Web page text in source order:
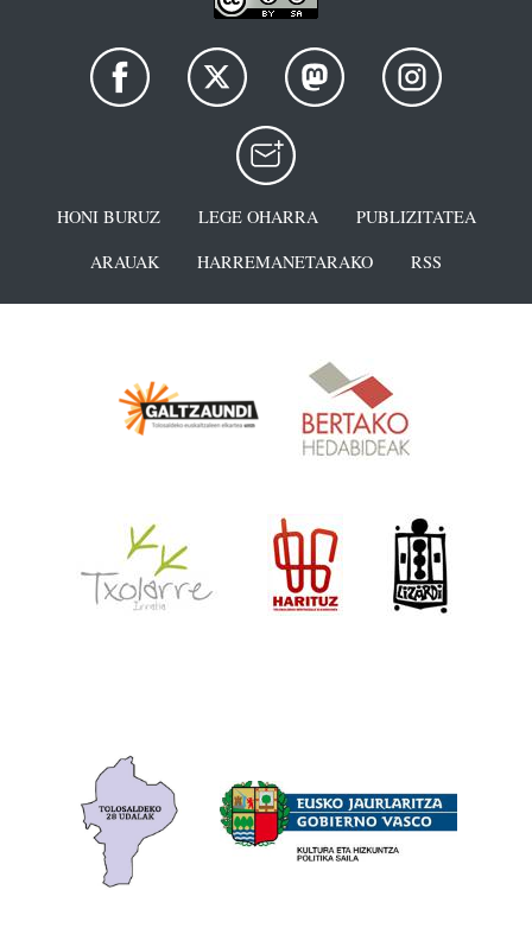
HONI BURUZ LEGE OHARRA
PUBLIZITATEA
ARAUAK
HARREMANETARAKO RSS